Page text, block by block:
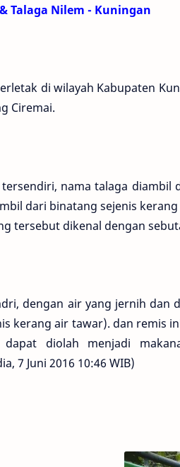
Talaga Nilem - Kuningan
di wilayah Kabupaten
Ciremai.
nama talaga diambil
dari binatang sejenis
tersebut dikenal dengan
dengan air yang jernih dan
kerang air tawar). dan remis
diolah menjadi
7 Juni 2016 10:46 WIB)